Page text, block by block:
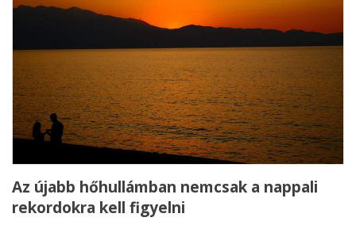
Az újabb hőhullámban nemcsak a nappali
rekordokra kell figyelni